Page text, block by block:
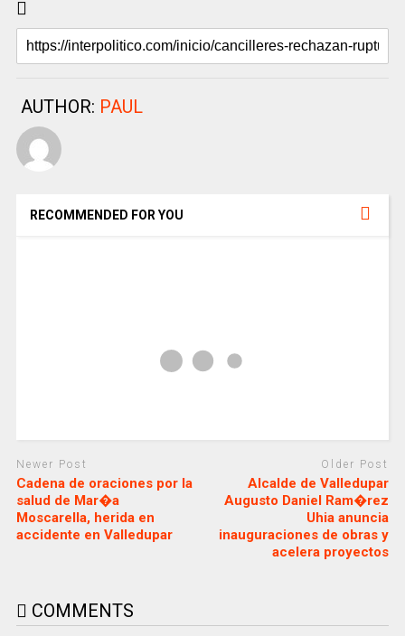
AUTHOR: PAUL
RECOMMENDED FOR YOU
Newer Post
Cadena de oraciones por la
salud de Mar�a
Moscarella, herida en
accidente en Valledupar
Older Post
Alcalde de Valledupar
Augusto Daniel Ram�rez
Uhia anuncia
inauguraciones de obras y
acelera proyectos
COMMENTS